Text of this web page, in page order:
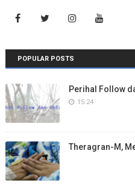
POPULAR POSTS
Perihal Follow
15:24
Theragran-M,